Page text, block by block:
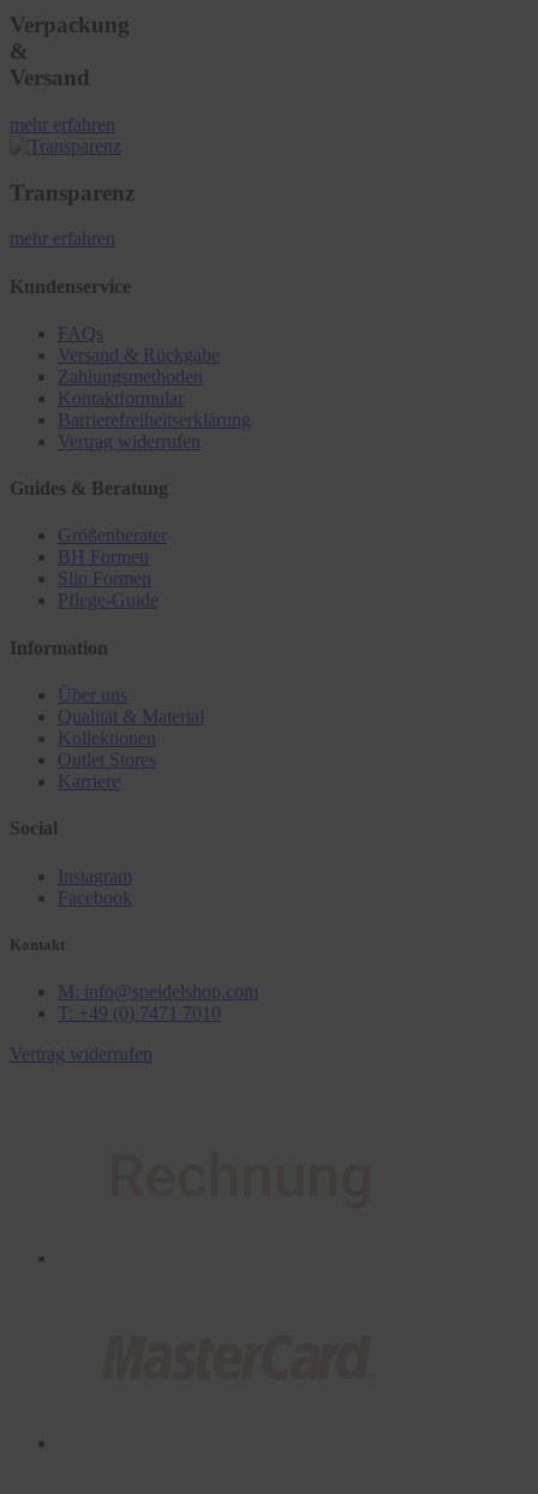
Verpackung
&
Versand
mehr erfahren
Transparenz
mehr erfahren
Kundenservice
FAQs
Versand & Rückgabe
Zahlungsmethoden
Kontaktformular
Barrierefreiheitserklärung
Vertrag widerrufen
Guides & Beratung
Größenberater
BH Formen
Slip Formen
Pflege-Guide
Information
Über uns
Qualität & Material
Kollektionen
Outlet Stores
Karriere
Social
Instagram
Facebook
Kontakt
M: info@speidelshop.com
T: +49 (0) 7471 7010
Vertrag widerrufen